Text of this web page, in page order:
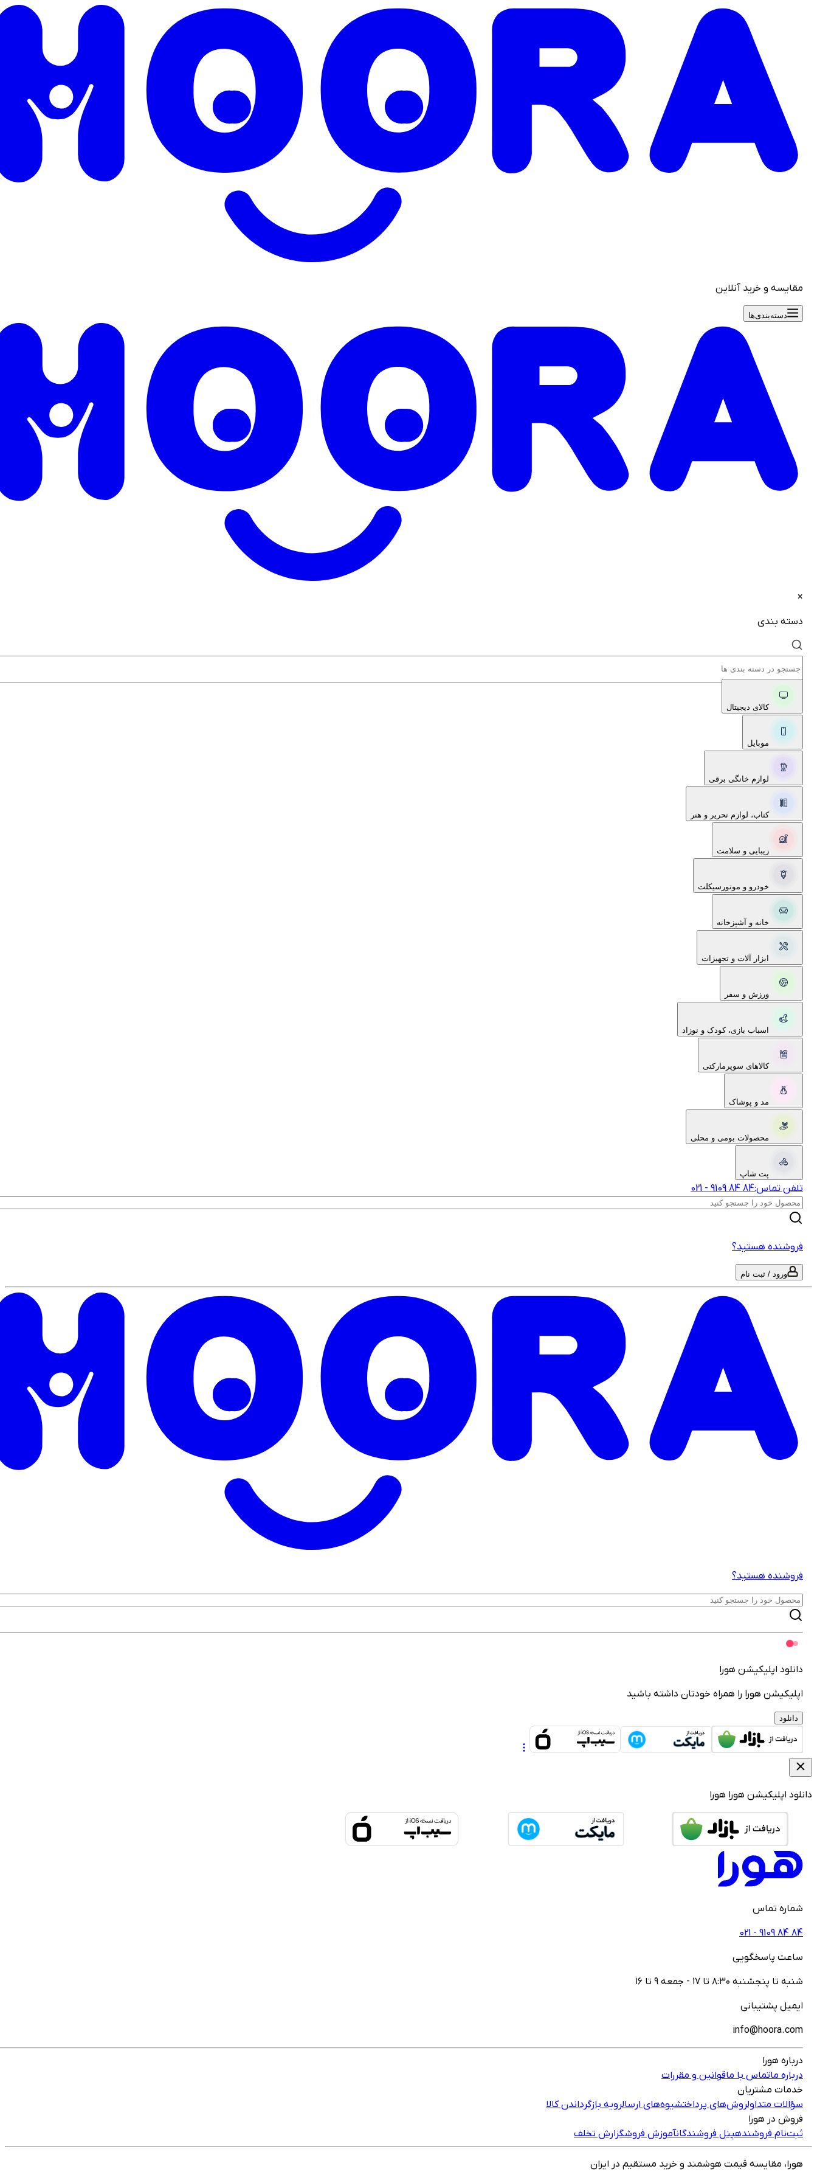
مقایسه و خرید آنلاین
دسته‌بندی‌ها
×
دسته بندی
کالای دیجیتال
موبایل
لوازم خانگی برقی
کتاب، لوازم تحریر و هنر
زیبایی و سلامت
خودرو و موتورسیکلت
خانه و آشپزخانه
ابزار آلات و تجهیزات
ورزش و سفر
اسباب بازی، کودک و نوزاد
کالاهای سوپرمارکتی
مد و پوشاک
محصولات بومی و محلی
پت شاپ
تلفن تماس: 021 - ‎9109‎ ‎84‎ ‎84‎
فروشنده هستید؟
ورود / ثبت نام
فروشنده هستید؟
دانلود اپلیکیشن هورا
اپلیکیشن هورا را همراه خودتان داشته باشید
دانلود
دانلود اپلیکیشن هورا هورا
شماره تماس
021 - ‎9109‎ ‎84‎ ‎84‎
ساعت پاسخگویی
شنبه تا پنجشنبه ۸:۳۰ تا ۱۷ - جمعه ۹ تا ۱۶
ایمیل پشتیبانی
info@hoora.com
درباره هورا
درباره ماتماس با ماقوانین و مقررات
خدمات مشتریان
سؤالات متداولروش‌های پرداختشیوه‌های ارسالرویه بازگرداندن کالا
فروش در هورا
ثبت‌نام فروشندهپنل فروشندگانآموزش فروشگزارش تخلف
هورا، مقایسه قیمت هوشمند و خرید مستقیم در ایران